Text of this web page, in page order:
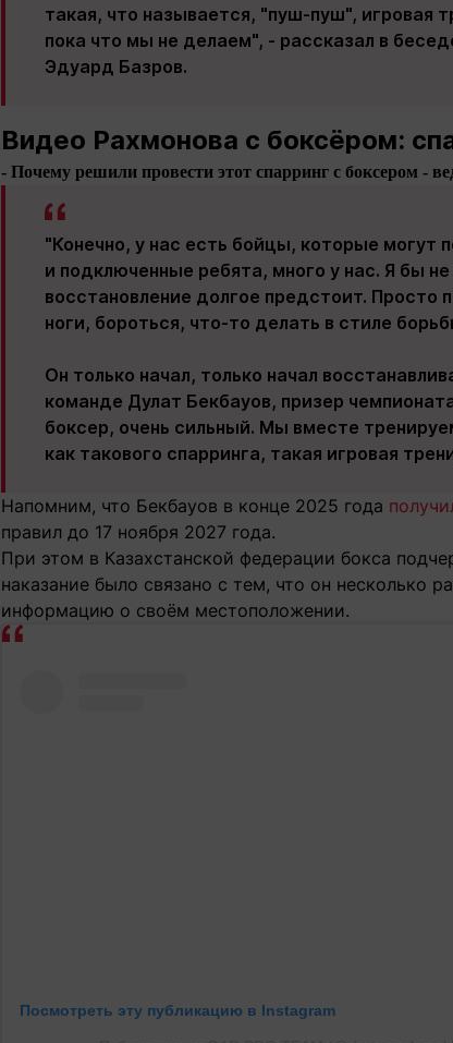
такая, что называется, "пуш-пуш", игровая
пока что мы не делаем", - рассказал в
Эдуард Базров.
Видео Рахмонова с боксёром:
- Почему решили провести этот спарринг с боксером -
"Конечно, у нас есть бойцы, которые
и подключенные ребята, много у нас. Я бы
восстановление долгое предстоит. Просто
ноги, бороться, что-то делать в стиле
Он только начал, только начал
команде Дулат Бекбауов, призер
боксер, очень сильный. Мы вместе
как такового спарринга, такая игровая
Напомним, что Бекбауов в конце 2025 года
правил до 17 ноября 2027 года.
При этом в Казахстанской федерации бокса
наказание было связано с тем, что он несколько
информацию о своём местоположении.
Посмотреть эту публикацию в Instagram